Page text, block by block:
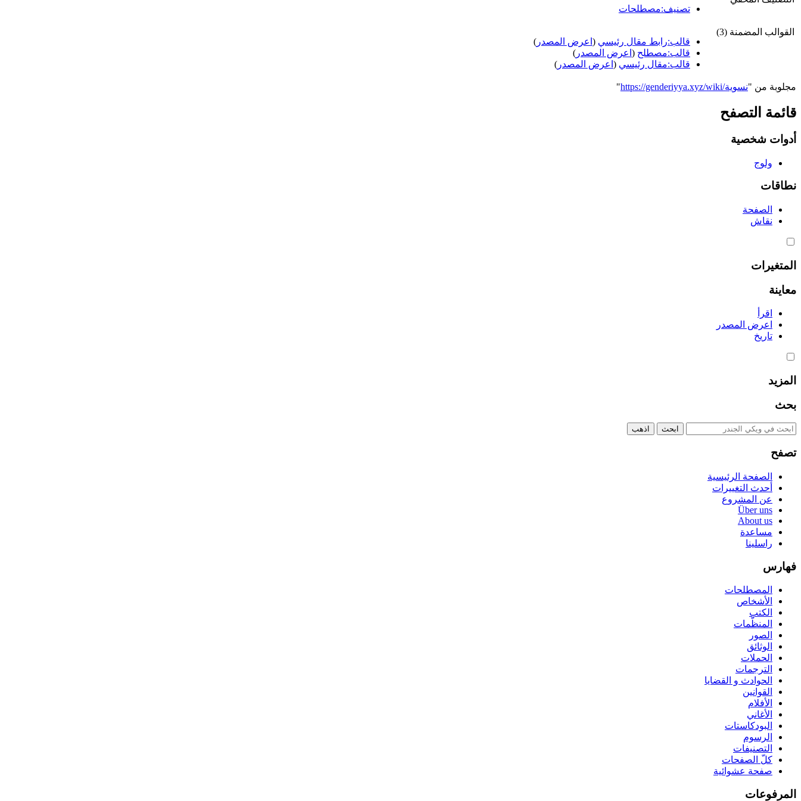
تصنيف:مصطلحات
القوالب المضمنة (3)
قالب:رابط مقال رئيسي ( اعرض المصدر )
قالب:مصطلح ( اعرض المصدر )
قالب:مقال رئيسي ( اعرض المصدر )
مجلوبة من "https://genderiyya.xyz/wiki/نسوية "
قائمة التصفح
أدوات شخصية
ولوج
نطاقات
الصفحة
نقاش
المتغيرات
معاينة
اقرأ
اعرض المصدر
تاريخ
المزيد
بحث
تصفح
الصفحة الرئيسية
أحدث التغييرات
عن المشروع
Über uns
About us
مساعدة
راسلينا
فهارس
المصطلحات
الأشخاص
الكتب
المنظّمات
الصور
الوثائق
الحملات
الترجمات
الحوادث و القضايا
القوانين
الأفلام
الأغاني
البودكاستات
الرسوم
التصنيفات
كلّ الصفحات
صفحة عشوائية
المرفوعات